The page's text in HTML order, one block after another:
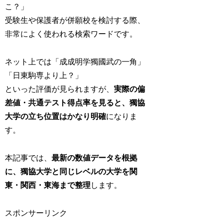
こ？」
受験生や保護者が併願校を検討する際、
非常によく使われる検索ワードです。
ネット上では「成成明学獨國武の一角」
「日東駒専より上？」
といった評価が見られますが、実際の偏
差値・共通テスト得点率を見ると、獨協
大学の立ち位置はかなり明確になりま
す。
本記事では、最新の数値データを根拠
に、獨協大学と同じレベルの大学を関
東・関西・東海まで整理 します。
スポンサーリンク